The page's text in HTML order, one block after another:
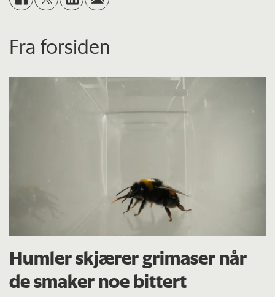
Fra forsiden
Humler skjærer grimaser når
de smaker noe bittert